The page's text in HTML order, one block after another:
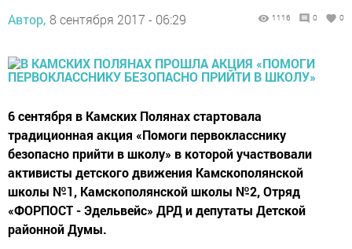
Автор, 8 сентября 2017 - 06:29 1116 0 0
6 сентября в Камских Полянах стартовала
традиционная акция «Помоги первокласснику
безопасно прийти в школу» в которой участвовали
активисты детского движения Камскополянской
школы №1, Камскополянской школы №2, Отряд
«ФОРПОСТ - Эдельвейс» ДРД и депутаты Детской
районной Думы.